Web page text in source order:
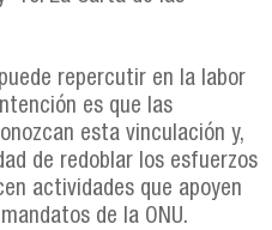
repercutir en la labor
es que las
esta vinculación y,
de redoblar los esfuerzos
actividades que apoyen
de la ONU.